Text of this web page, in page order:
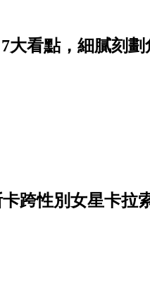
大看點，細膩刻
卡跨性別女星卡拉